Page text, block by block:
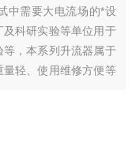
中需要大电流场的*设
科研实验等单位用于
，本系列升流器属于
轻、使用维修方便等
周期应大于10分钟为